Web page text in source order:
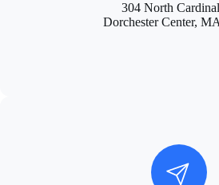
304 North
Dorchester Center,